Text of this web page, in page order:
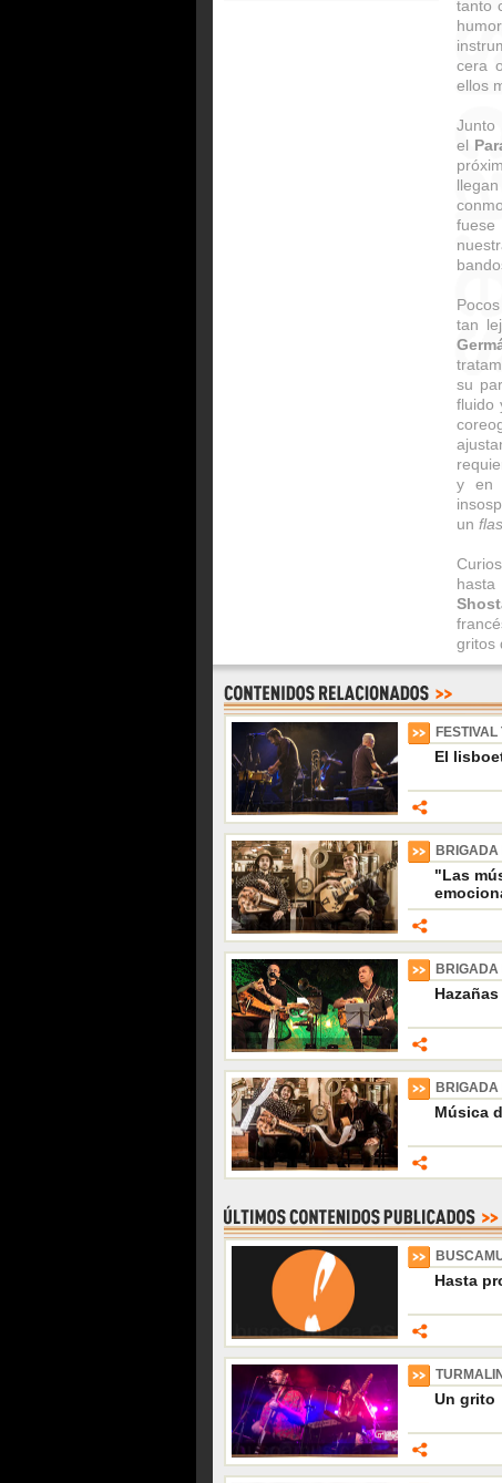
tanto
cera
ellos
Junto
el
tan
su
fluido
y en
un
gritos
El
"Las
Música
Hasta
Un grito